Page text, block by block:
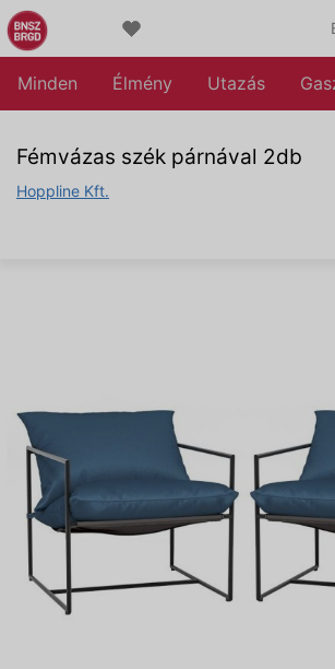
Minden Élmény Utazás
Fémvázas szék párnával 2db
Hoppline Kft.